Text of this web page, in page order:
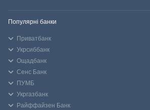
Популярні банки
Приватбанк
Укрсиббанк
Ощадбанк
Сенс Банк
ПУМБ
Укргазбанк
Райффайзен Банк